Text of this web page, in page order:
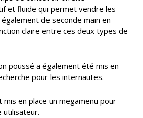
et fluide qui permet vendre les
de seconde main en
claire entre ces deux types de
poussé a également été mis en
pour les internautes.
en place un megamenu pour
utilisateur.